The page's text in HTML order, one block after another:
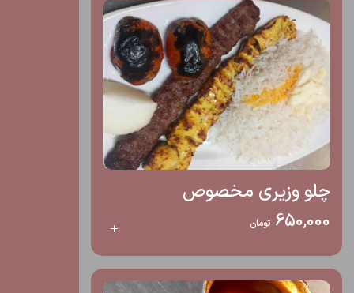
چلو وزیری مخصوص
650,000 تومان